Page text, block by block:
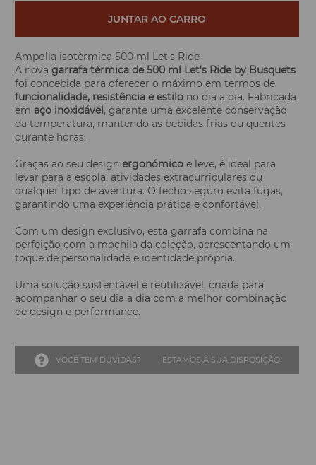
JUNTAR AO CARRO
Ampolla isotèrmica 500 ml Let's Ride
A nova garrafa térmica de 500 ml Let's Ride by Busquets
foi concebida para oferecer o máximo em termos de
funcionalidade, resistência e estilo no dia a dia. Fabricada
em aço inoxidável , garante uma excelente conservação
da temperatura, mantendo as bebidas frias ou quentes
durante horas.
Graças ao seu design ergonómico e leve, é ideal para
levar para a escola, atividades extracurriculares ou
qualquer tipo de aventura. O fecho seguro evita fugas,
garantindo uma experiência prática e confortável.
Com um design exclusivo, esta garrafa combina na
perfeição com a mochila da coleção, acrescentando um
toque de personalidade e identidade própria.
Uma solução sustentável e reutilizável, criada para
acompanhar o seu dia a dia com a melhor combinação
de design e performance.
VOCÊ TEM DÚVIDAS? ESTAMOS À SUA DISPOSIÇÃO